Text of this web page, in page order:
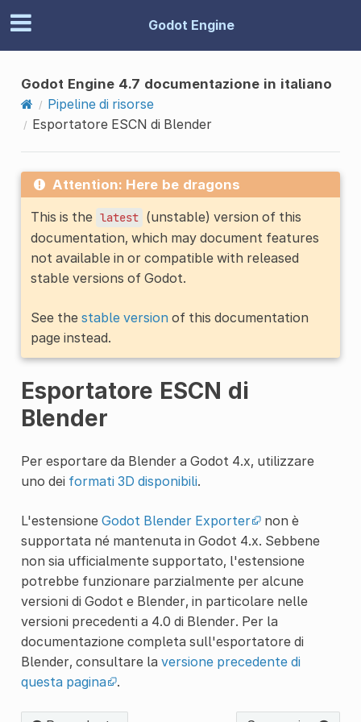
Godot Engine
Godot Engine 4.7 documentazione in italiano
Pipeline di risorse
Esportatore ESCN di Blender
Attention: Here be dragons
This is the latest (unstable) version of this
documentation, which may document features
not available in or compatible with released
stable versions of Godot.
See the stable versionof this documentation
page instead.
Esportatore ESCN di
Blender
Per esportare da Blender a Godot 4.x, utilizzare
uno dei formati 3D disponibili.
L'estensione Godot Blender Exporter
non è
supportata né mantenuta in Godot 4.x. Sebbene
non sia ufficialmente supportato, l'estensione
potrebbe funzionare parzialmente per alcune
versioni di Godot e Blender, in particolare nelle
versioni precedenti a 4.0 di Blender. Per la
documentazione completa sull'esportatore di
Blender, consultare la versione precedente di
questa pagina
.